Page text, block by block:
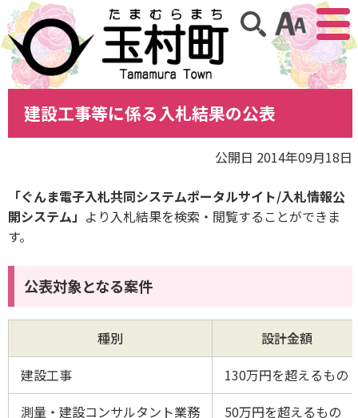
アクセ
サイト内検索
建設工事等に係る入札結果の公表
公開日 2014年09月18日
「ぐんま電子入札共同システムポータルサイト/入札情報公
開システム」 より入札結果を検索・閲覧することができま
す。
公表対象となる案件
種別
設計金額
建設工事
130万円を超えるもの
測量・建設コンサルタント業務
50万円を超えるもの